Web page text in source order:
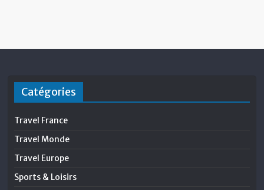
Catégories
Travel France
Travel Monde
Travel Europe
Sports & Loisirs